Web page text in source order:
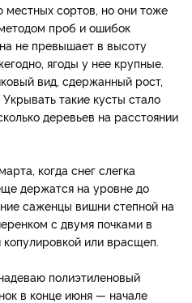
местных сортов, но они тоже
проб и ошибок
не превышает в высоту
ягоды у нее крупные.
вид, сдержанный рост,
такие кусты стало
деревьев на расстоянии
когда снег слегка
держатся на уровне до
саженцы вишни степной на
с двумя почками в
или врасщеп.
полиэтиленовый
в конце июня — начале